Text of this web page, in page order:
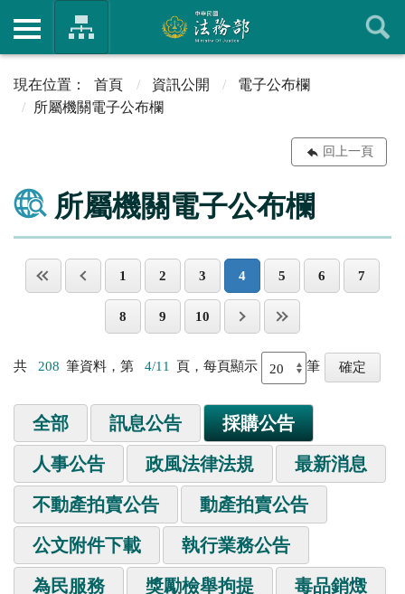
首頁 資訊公開
電子公布欄
所屬機關電子公布欄
回上一頁
所屬機關電子公布欄
1 2 3 4 5 6 7
8 9 10
共 208 筆資料，第 4/11 頁，每頁顯示 筆
全部 訊息公告 採購公告
人事公告 政風法律法規 最新消息
不動產拍賣公告 動產拍賣公告
公文附件下載 執行業務公告
為民服務 獎勵檢舉拘提 毒品銷燬